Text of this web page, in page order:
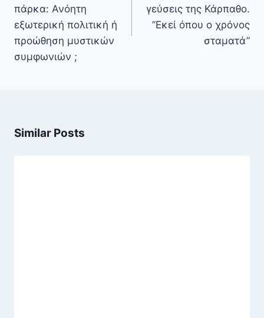
πάρκα: Ανόητη
εξωτερική πολιτική ή
προώθηση μυστικών
συμφωνιών ;
γεύσεις της Κάρπαθο.
”Εκεί όπου ο χρόνος
σταματά”
Similar Posts